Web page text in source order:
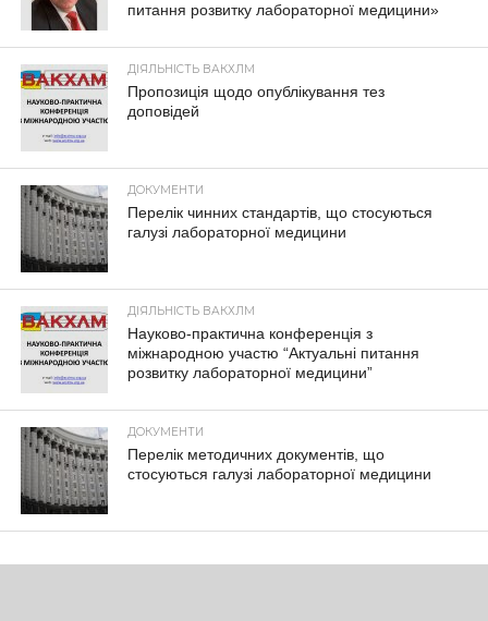
питання розвитку лабораторної медицини»
ДІЯЛЬНІСТЬ ВАКХЛМ
Пропозиція щодо опублікування тез
доповідей
ДОКУМЕНТИ
Перелік чинних стандартів, що стосуються
галузі лабораторної медицини
ДІЯЛЬНІСТЬ ВАКХЛМ
Науково-практична конференція з
міжнародною участю “Актуальні питання
розвитку лабораторної медицини”
ДОКУМЕНТИ
Перелік методичних документів, що
стосуються галузі лабораторної медицини